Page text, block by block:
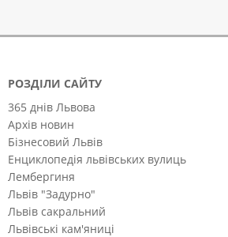
РОЗДІЛИ САЙТУ
365 днів Львова
Архів новин
Бізнесовий Львів
Енциклопедія львівських вулиць
Лембергиня
Львів "Задурно"
Львів сакральний
Львівські кам'яниці